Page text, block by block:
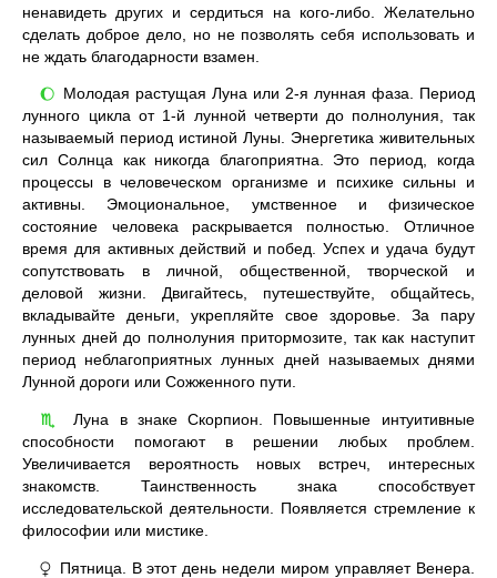
ненавидеть других и сердиться на кого-либо. Желательно
сделать доброе дело, но не позволять себя использовать и
не ждать благодарности взамен.
🌔
Молодая растущая Луна или 2-я лунная фаза. Период
лунного цикла от 1-й лунной четверти до полнолуния, так
называемый период истиной Луны. Энергетика живительных
сил Солнца как никогда благоприятна. Это период, когда
процессы в человеческом организме и психике сильны и
активны. Эмоциональное, умственное и физическое
состояние человека раскрывается полностью. Отличное
время для активных действий и побед. Успех и удача будут
сопутствовать в личной, общественной, творческой и
деловой жизни. Двигайтесь, путешествуйте, общайтесь,
вкладывайте деньги, укрепляйте свое здоровье. За пару
лунных дней до полнолуния притормозите, так как наступит
период неблагоприятных лунных дней называемых днями
Лунной дороги или Сожженного пути.
♏
Луна в знаке Скорпион. Повышенные интуитивные
способности помогают в решении любых проблем.
Увеличивается вероятность новых встреч, интересных
знакомств. Таинственность знака способствует
исследовательской деятельности. Появляется стремление к
философии или мистике.
♀
Пятница. В этот день недели миром управляет Венера.